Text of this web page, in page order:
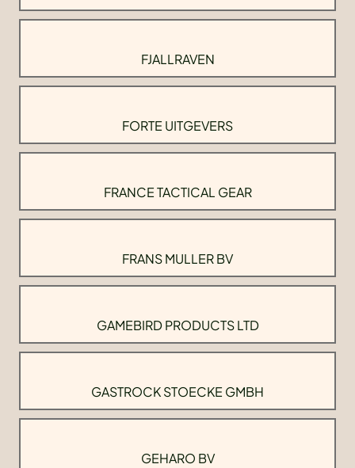
FJALLRAVEN
FORTE UITGEVERS
FRANCE TACTICAL GEAR
FRANS MULLER BV
GAMEBIRD PRODUCTS LTD
GASTROCK STOECKE GMBH
GEHARO BV